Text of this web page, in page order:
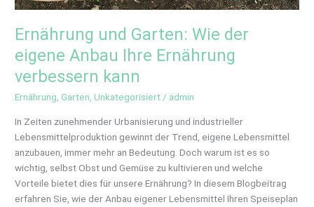
Ernährung und Garten: Wie der
eigene Anbau Ihre Ernährung
verbessern kann
Ernährung ,Garten ,Unkategorisiert / admin
In Zeiten zunehmender Urbanisierung und industrieller
Lebensmittelproduktion gewinnt der Trend, eigene Lebensmittel
anzubauen, immer mehr an Bedeutung. Doch warum ist es so
wichtig, selbst Obst und Gemüse zu kultivieren und welche
Vorteile bietet dies für unsere Ernährung? In diesem Blogbeitrag
erfahren Sie, wie der Anbau eigener Lebensmittel Ihren Speiseplan